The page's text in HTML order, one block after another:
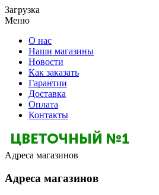
Загрузка
Меню
О нас
Наши магазины
Новости
Как заказать
Гарантии
Доставка
Оплата
Контакты
Адреса магазинов
Адреса магазинов